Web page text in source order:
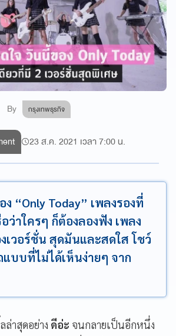
By กรุงเทพธุรกิจ
23 ส.ค. 2021 เวลา 7:00 น.
“Only Today” เพลงรองที่
ว่าใครๆ ก็ต้องลองฟัง เพลง
เวอร์ชั่น สุดมันและสดใส โชว์
บบที่ไม่ได้เห็นง่ายๆ จาก
ล่าสุดอย่าง ดีอ่ะ จนกลายเป็นอีกหนึ่ง